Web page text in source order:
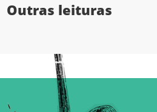
Outras leituras